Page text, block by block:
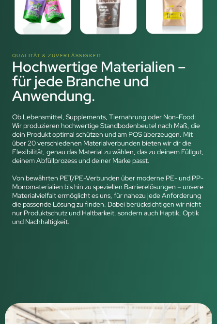
QUALITÄT & ZUVERLÄSSIGKEIT
Hochwertige Materialien –
für jede Branche und
Anwendung.
Ob Lebensmittel, Supplements, Tiernahrung oder Non-Food:
Wir produzieren hochwertige Standbodenbeutel nach Maß, die
dein Produkt optimal schützen und am POS überzeugen. Mit
über 20 verschiedenen Materialverbunden bieten wir dir die
Flexibilität, genau das Material zu wählen, das zu deinem Füllgut,
deinem Abfüllprozess und deiner Marke passt.
Von bewährten PET/PE-Verbunden über moderne PE- und PP-
Monomaterialien bis hin zu speziellen Barrierelösungen – unsere
Materialvielfalt ermöglicht es uns, für nahezu jede Anforderung
die passende Lösung zu finden. Dabei berücksichtigen wir nicht
nur Produktschutz und Haltbarkeit, sondern auch Haptik, Optik
und Nachhaltigkeit.